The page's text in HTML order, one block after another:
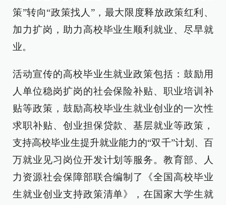
策”转向“政策找人”，最大限度释放政策红利、
加力扩岗，助力高校毕业生顺利就业、尽早就
业。
活动宣传的高校毕业生就业政策包括：鼓励用
人单位稳岗扩岗的社会保险补贴、职业培训补
贴等政策，鼓励高校毕业生就业创业的一次性
求职补贴、创业担保贷款、基层就业等政策，
支持高校毕业生提升就业能力的“双千”计划、百
万就业见习岗位开发计划等服务。教育部、人
力资源社会保障部联合编制了《全国高校毕业
生就业创业支持政策清单》，在国家大学生就